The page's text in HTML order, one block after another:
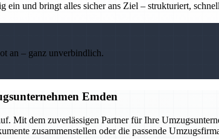
und bringt alles sicher ans Ziel – strukturiert,
an – ganz unverbindlich.
Emden
Mit dem zuverlässigen Partner für Ihre
zusammenstellen oder die passende